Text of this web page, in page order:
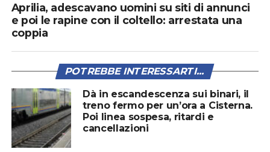
Aprilia, adescavano uomini su siti di annunci
e poi le rapine con il coltello: arrestata una
coppia
POTREBBE INTERESSARTI...
Dà in escandescenza sui binari, il
treno fermo per un’ora a Cisterna.
Poi linea sospesa, ritardi e
cancellazioni